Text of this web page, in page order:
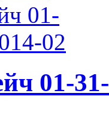
01-